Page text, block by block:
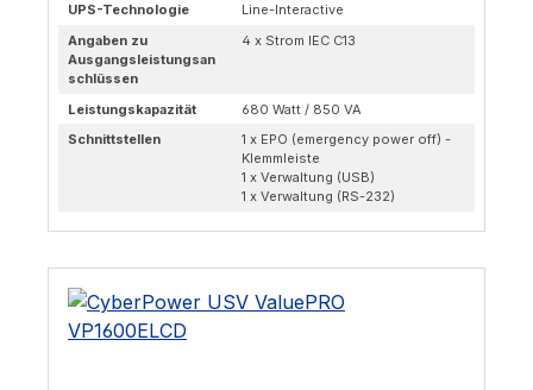
UPS-Technologie
Line-Interactive
Angaben zu
Ausgangsleistungsan
schlüssen
4 x Strom IEC C13
Leistungskapazität
680 Watt / 850 VA
Schnittstellen
1 x EPO (emergency power off) -
Klemmleiste
1 x Verwaltung (USB)
1 x Verwaltung (RS-232)